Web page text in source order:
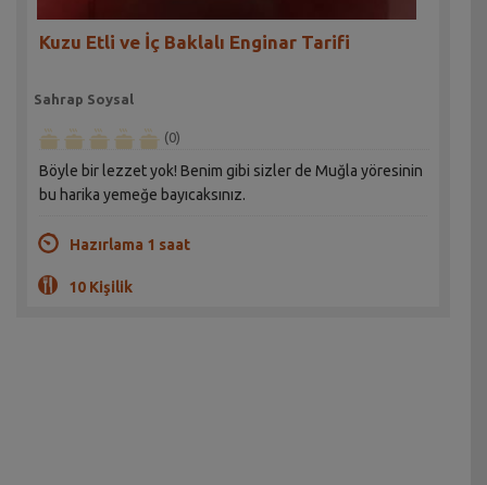
Kuzu Etli ve İç Baklalı Enginar Tarifi
Sahrap Soysal
(0)
Böyle bir lezzet yok! Benim gibi sizler de Muğla yöresinin
bu harika yemeğe bayıcaksınız.
Hazırlama 1 saat
10 Kişilik